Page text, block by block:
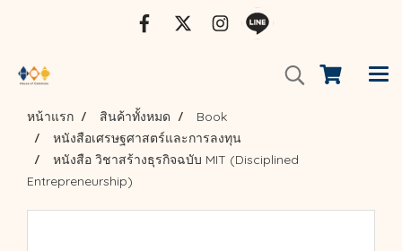
หน้าแรก สินค้าทั้งหมด
Book
หนังสือเศรษฐศาสตร์และการลงทุน
หนังสือ วิชาสร้างธุรกิจฉบับ MIT (Disciplined
Entrepreneurship)